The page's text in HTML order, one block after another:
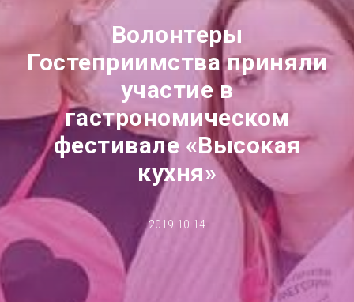
Волонтеры
Гостеприимства приняли
участие в
гастрономическом
фестивале «Высокая
кухня»
2019-10-14